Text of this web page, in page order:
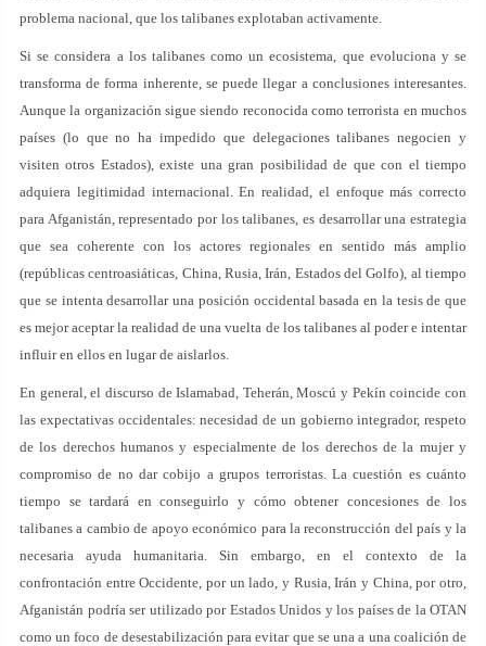
problema nacional, que los talibanes explotaban activamente.
Si se considera a los talibanes como un ecosistema, que evoluciona y se
transforma de forma inherente, se puede llegar a conclusiones interesantes.
Aunque la organización sigue siendo reconocida como terrorista en muchos
países (lo que no ha impedido que delegaciones talibanes negocien y
visiten otros Estados), existe una gran posibilidad de que con el tiempo
adquiera legitimidad internacional. En realidad, el enfoque más correcto
para Afganistán, representado por los talibanes, es desarrollar una estrategia
que sea coherente con los actores regionales en sentido más amplio
(repúblicas centroasiáticas, China, Rusia, Irán, Estados del Golfo), al tiempo
que se intenta desarrollar una posición occidental basada en la tesis de que
es mejor aceptar la realidad de una vuelta de los talibanes al poder e intentar
influir en ellos en lugar de aislarlos.
En general, el discurso de Islamabad, Teherán, Moscú y Pekín coincide con
las expectativas occidentales: necesidad de un gobierno integrador, respeto
de los derechos humanos y especialmente de los derechos de la mujer y
compromiso de no dar cobijo a grupos terroristas. La cuestión es cuánto
tiempo se tardará en conseguirlo y cómo obtener concesiones de los
talibanes a cambio de apoyo económico para la reconstrucción del país y la
necesaria ayuda humanitaria. Sin embargo, en el contexto de la
confrontación entre Occidente, por un lado, y Rusia, Irán y China, por otro,
Afganistán podría ser utilizado por Estados Unidos y los países de la OTAN
como un foco de desestabilización para evitar que se una a una coalición de